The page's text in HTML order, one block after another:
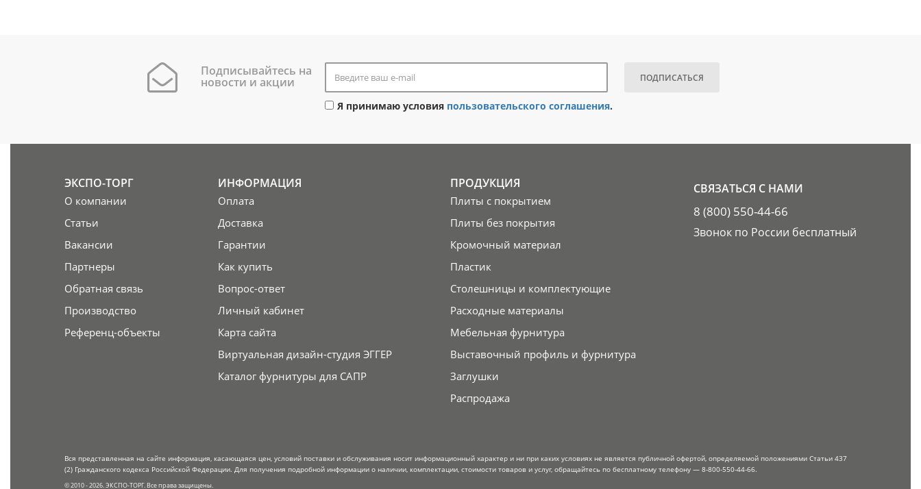
Подписывайтесь на
новости и акции ПОДПИСАТЬСЯ
Я принимаю условия пользовательского соглашения.
ЭКСПО-ТОРГ
О компании
Статьи
Вакансии
Партнеры
Обратная связь
Производство
Референц-объекты
ИНФОРМАЦИЯ
Оплата
Доставка
Гарантии
Как купить
Вопрос-ответ
Личный кабинет
Карта сайта
Виртуальная дизайн-студия ЭГГЕР
Каталог фурнитуры для САПР
ПРОДУКЦИЯ
Плиты с покрытием
Плиты без покрытия
Кромочный материал
Пластик
Столешницы и комплектующие
Расходные материалы
Мебельная фурнитура
Выставочный профиль и фурнитура
Заглушки
Распродажа
СВЯЗАТЬСЯ С НАМИ
8 (800) 550-44-66
Звонок по России бесплатный
Вся представленная на сайте информация, касающаяся цен, условий поставки и обслуживания носит информационный характер и ни при каких условиях не является публичной офертой, определяемой положениями Статьи 437
(2) Гражданского кодекса Российской Федерации. Для получения подробной информации о наличии, комплектации, стоимости товаров и услуг, обращайтесь по бесплатному телефону — 8-800-550-44-66.
© 2010 - 2026. ЭКСПО-ТОРГ. Все права защищены.